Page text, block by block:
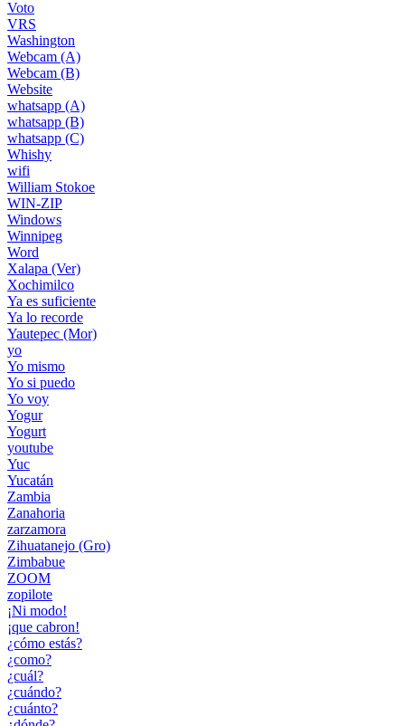
Voto
VRS
Washington
Webcam (A)
Webcam (B)
Website
whatsapp (A)
whatsapp (B)
whatsapp (C)
Whishy
wifi
William Stokoe
WIN-ZIP
Windows
Winnipeg
Word
Xalapa (Ver)
Xochimilco
Ya es suficiente
Ya lo recorde
Yautepec (Mor)
yo
Yo mismo
Yo si puedo
Yo voy
Yogur
Yogurt
youtube
Yuc
Yucatán
Zambia
Zanahoria
zarzamora
Zihuatanejo (Gro)
Zimbabue
ZOOM
zopilote
¡Ni modo!
¡que cabron!
¿cómo estás?
¿como?
¿cuál?
¿cuándo?
¿cuánto?